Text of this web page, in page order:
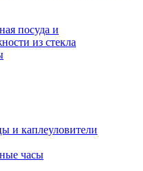
посуда и
из стекла
и каплеуловители
часы